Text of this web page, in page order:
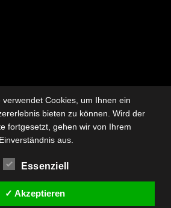
verwendet Cookies, um Ihnen ein
bieten zu können. Wird der
fortgesetzt, gehen wir von Ihrem
Einverständnis aus.
Essenziell
✓ Akzeptieren